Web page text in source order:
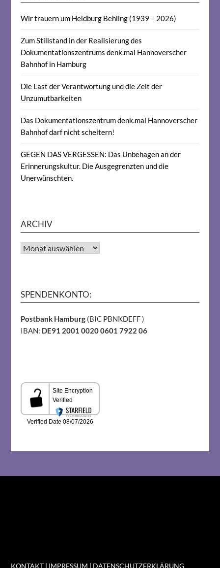
Wir trauern um Heidburg Behling (1939 – 2026)
Zum Stillstand in der Realisierung des
Dokumentationszentrums denk.mal Hannoverscher
Bahnhof in Hamburg
Die Last der Verantwortung und die Zeit der
Unzumutbarkeiten
Das Dokumentationszentrum denk.mal Hannoverscher
Bahnhof darf nicht scheitern!
GEGEN DAS VERGESSEN: Das Unbehagen an der
Erinnerungskultur. Die Ausgegrenzten und die
Unerwünschten.
ARCHIV
Archiv
SPENDENKONTO:
Postbank Hamburg (BIC PBNKDEFF )
IBAN: DE91 2001 0020 0601 7922 06
KONTAKT | IMPRESSUM | DATENSCHUTZERKLÄRUNG